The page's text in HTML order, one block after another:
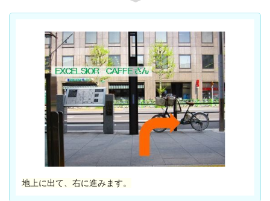
地上に出て、右に進みます。